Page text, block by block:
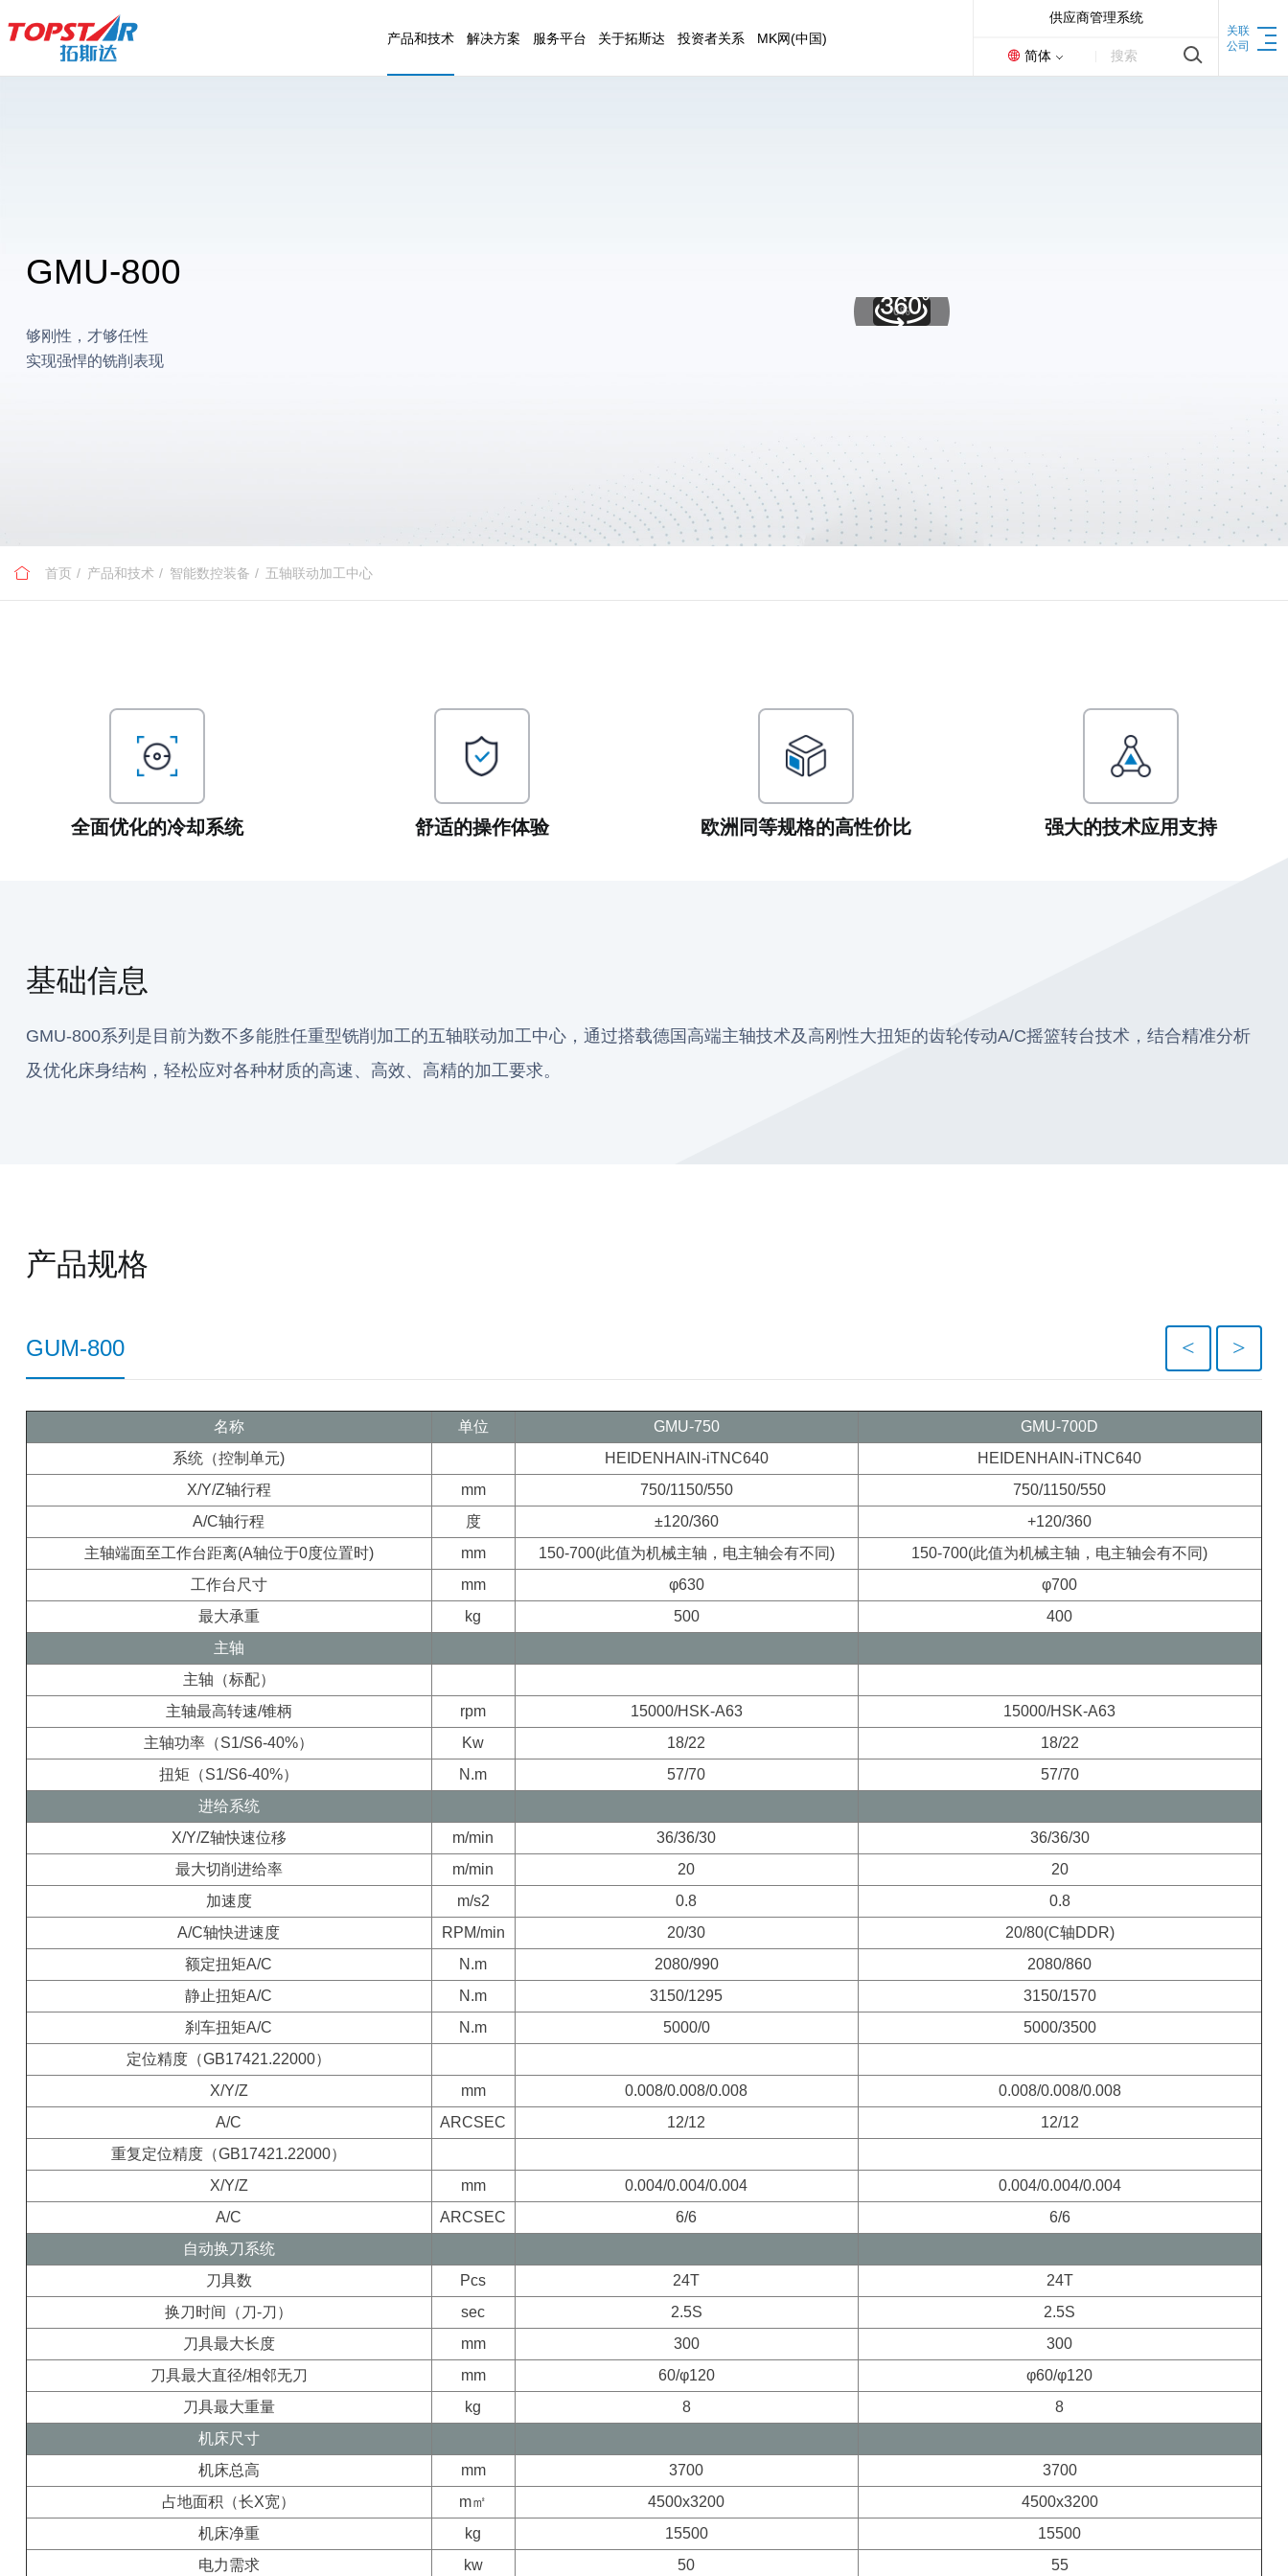
产品和技术 解决方案
能力资质
专业项目
合作伙伴
服务平台
常见问题
投诉建议
关于拓斯达 投资者关系 MK网(中国)
关联
公司
供应商管理系统
简体 搜索
GMU-800
够刚性，才够任性
实现强悍的铣削表现
0%
首页 产品和技术 智能数控装备 五轴联动加工中心
全面优化的冷却系统 舒适的操作体验 欧洲同等规格的高性价比 强大的技术应用支持
基础信息
GMU-800系列是目前为数不多能胜任重型铣削加工的五轴联动加工中心，通过搭载德国高端主轴技术及高刚性大扭矩的齿轮传动A/C摇篮转台技术，结合精准分析
及优化床身结构，轻松应对各种材质的高速、高效、高精的加工要求。
产品规格
GUM-800 < >
名称 单位 GMU-750
GMU-700D
系统（控制单元)
HEIDENHAIN-iTNC640
HEIDENHAIN-iTNC640
X/Y/Z轴行程
mm 750/1150/550
750/1150/550
A/C轴行程
度 ±120/360
+120/360
主轴端面至工作台距离(A轴位于0度位置时)
mm 150-700(此值为机械主轴，电主轴会有不同)
150-700(此值为机械主轴，电主轴会有不同)
工作台尺寸
mm φ630
φ700
最大承重
kg 500
400
主轴
主轴（标配）
主轴最高转速/锥柄
rpm 15000/HSK-A63
15000/HSK-A63
主轴功率（S1/S6-40%）
Kw 18/22
18/22
扭矩（S1/S6-40%）
N.m 57/70
57/70
进给系统
X/Y/Z轴快速位移
m/min 36/36/30
36/36/30
最大切削进给率
m/min 20
20
加速度
m/s2 0.8
0.8
A/C轴快进速度
RPM/min 20/30
20/80(C轴DDR)
额定扭矩A/C
N.m 2080/990
2080/860
静止扭矩A/C
N.m 3150/1295
3150/1570
刹车扭矩A/C
N.m 5000/0
5000/3500
定位精度（GB17421.22000）
X/Y/Z
mm 0.008/0.008/0.008
0.008/0.008/0.008
A/C
ARCSEC 12/12
12/12
重复定位精度（GB17421.22000）
X/Y/Z
mm 0.004/0.004/0.004
0.004/0.004/0.004
A/C
ARCSEC 6/6
6/6
自动换刀系统
刀具数
Pcs 24T
24T
换刀时间（刀-刀）
sec 2.5S
2.5S
刀具最大长度
mm 300
300
刀具最大直径/相邻无刀
mm 60/φ120
φ60/φ120
刀具最大重量
kg 8
8
机床尺寸
机床总高
mm 3700
3700
占地面积（长X宽）
m㎡ 4500x3200
4500x3200
机床净重
kg 15500
15500
电力需求
kw 50 55